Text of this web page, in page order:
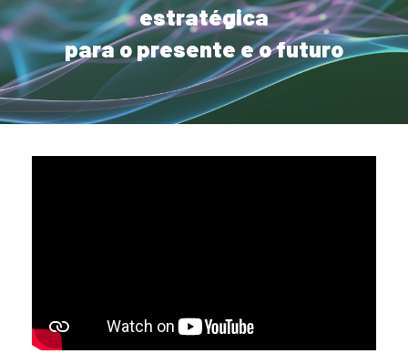
estratégica
para o presente e o futuro